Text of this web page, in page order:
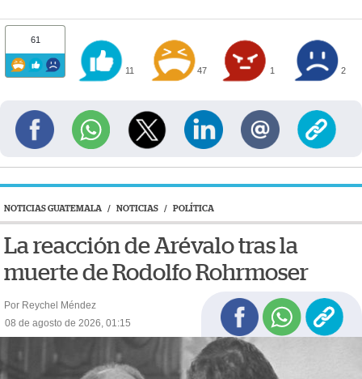
61
11 47 1 2
NOTICIAS GUATEMALA / NOTICIAS / POLÍTICA
La reacción de Arévalo tras la
muerte de Rodolfo Rohrmoser
Por Reychel Méndez
08 de agosto de 2026, 01:15